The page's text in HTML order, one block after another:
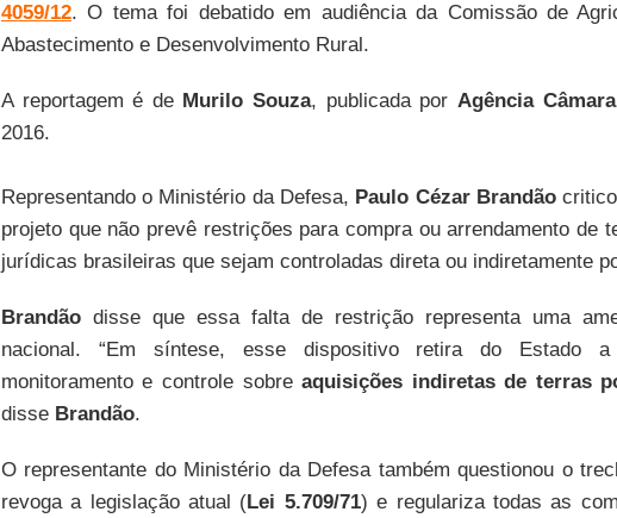
4059/12. O tema foi debatido em audiência da Comissão de
Abastecimento e Desenvolvimento Rural.
A reportagem é de Murilo Souza, publicada porAgência
2016.
Representando o Ministério da Defesa, Paulo Cézar Brandão
projeto que não prevê restrições para compra ou arrendamento de
jurídicas brasileiras que sejam controladas direta ou indiretamente
Brandãodisse que essa falta de restrição representa uma
nacional. “Em síntese, esse dispositivo retira do Estado a
monitoramento e controle sobreaquisições indiretas de terras
disse Brandão.
O representante do Ministério da Defesa também questionou o
revoga a legislação atual (Lei 5.709/71) e regulariza todas as